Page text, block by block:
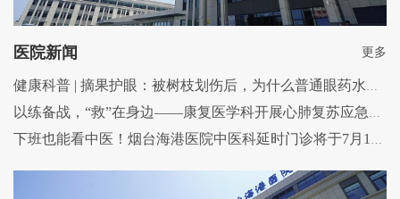
医院新闻 更多
健康科普 | 摘果护眼：被树枝划伤后，为什么普通眼药水反而危险？
以练备战，“救”在身边——康复医学科开展心肺复苏应急演练
下班也能看中医！烟台海港医院中医科延时门诊将于7月13日开诊啦！